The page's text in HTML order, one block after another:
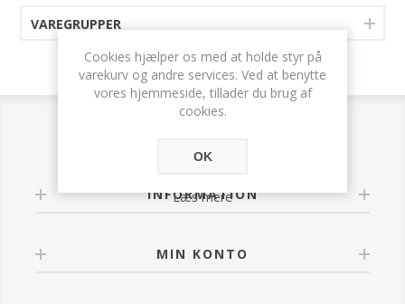
VAREGRUPPER
INFORMATION
MIN KONTO
Cookies hjælper os med at holde styr på
varekurv og andre services. Ved at benytte
vores hjemmeside, tillader du brug af
cookies.
OK
Læs mere